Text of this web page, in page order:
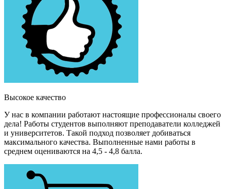
Высокое качество
У нас в компании работают настоящие профессионалы своего
дела! Работы студентов выполняют преподаватели колледжей
и университетов. Такой подход позволяет добиваться
максимального качества. Выполненные нами работы в
среднем оцениваются на 4,5 - 4,8 балла.